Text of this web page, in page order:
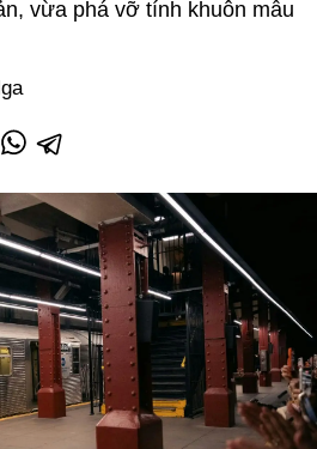
vừa phá vỡ tính khuôn mẫu